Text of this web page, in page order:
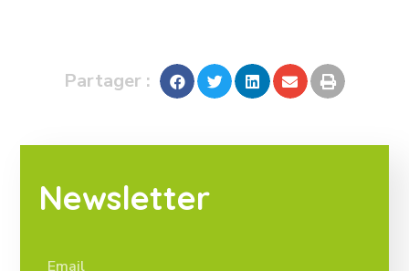
Partager :
Newsletter